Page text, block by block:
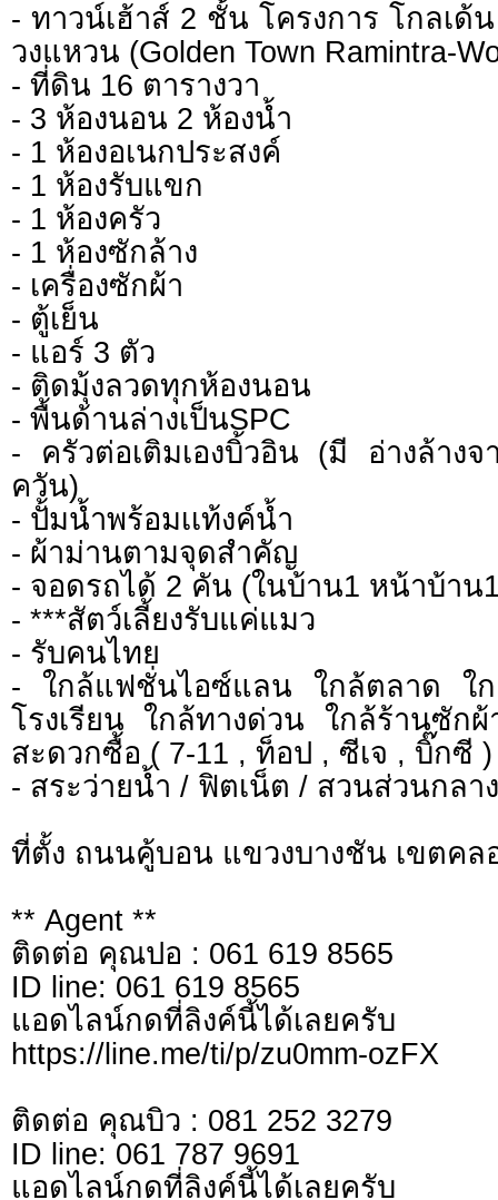
- ทาวน์เฮ้าส์ 2 ชั้น โครงการ โกลเด้
วงแหวน (Golden Town Ramintra-
- ที่ดิน 16 ตารางวา
- 3 ห้องนอน 2 ห้องน้ำ
- 1 ห้องอเนกประสงค์
- 1 ห้องรับแขก
- 1 ห้องครัว
- 1 ห้องซักล้าง
- เครื่องซักผ้า
- ตู้เย็น
- แอร์ 3 ตัว
- ติดมุ้งลวดทุกห้องนอน
- พื้นด้านล่างเป็นSPC
- ครัวต่อเติมเองบิ้วอิน (มี อ่างล้าง
ควัน)
- ปั้มน้ำพร้อมเเท้งค์น้ำ
- ผ้าม่านตามจุดสำคัญ
- จอดรถได้ 2 คัน (ในบ้าน1 หน้าบ้าน
- ***สัตว์เลี้ยงรับแค่แมว
- รับคนไทย
- ใกล้แฟชั่นไอซ์แลน ใกล้ตลาด ใก
โรงเรียน ใกล้ทางด่วน ใกล้ร้านซั
สะดวกซื้อ ( 7-11 , ท็อป , ซีเจ , บิ๊กซี )
- สระว่ายน้ำ / ฟิตเน็ต / สวนส่วนกลาง
ที่ตั้ง ถนนคู้บอน แขวงบางชัน เขตคล
** Agent **
ติดต่อ คุณปอ : 061 619 8565
ID line: 061 619 8565
แอดไลน์กดที่ลิงค์นี้ไ
https://line.me/ti/p/zu0mm-ozFX
ติดต่อ คุณบิว : 081 252 3279
ID line: 061 787 9691
แอดไลน์กดที่ลิงค์นี้ไ